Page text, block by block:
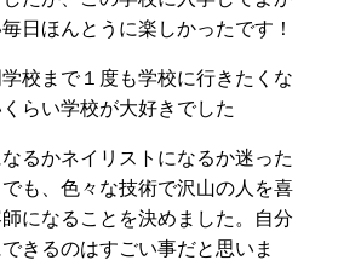
日ほんとうに楽しかったです！
校まで１度も学校に行きたくな
らい学校が大好きでした
るかネイリストになるか迷った
も、色々な技術で沢山の人を喜
になることを決めました。自分
きるのはすごい事だと思いま